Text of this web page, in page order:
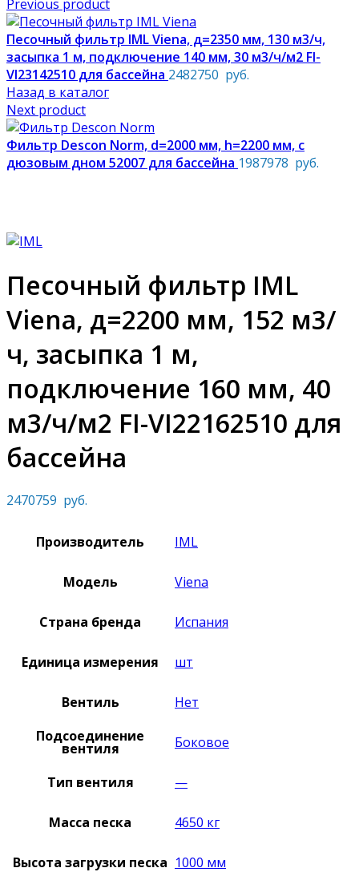
Previous product
Песочный фильтр IML Viena, д=2350 мм, 130 м3/ч,
засыпка 1 м, подключение 140 мм, 30 м3/ч/м2 FI-
VI23142510 для бассейна 2482750 руб.
Назад в каталог
Next product
Фильтр Descon Norm, d=2000 мм, h=2200 мм, с
дюзовым дном 52007 для бассейна 1987978 руб.
Песочный фильтр IML
Viena, д=2200 мм, 152 м3/
ч, засыпка 1 м,
подключение 160 мм, 40
м3/ч/м2 FI-VI22162510 для
бассейна
2470759 руб.
Производитель IML
Модель Viena
Страна бренда Испания
Единица измерения шт
Вентиль
Нет
Подсоединение
вентиля Боковое
Тип вентиля —
Масса песка 4650 кг
Высота загрузки песка 1000 мм